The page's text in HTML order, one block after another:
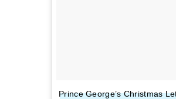
Prince George’s Christmas